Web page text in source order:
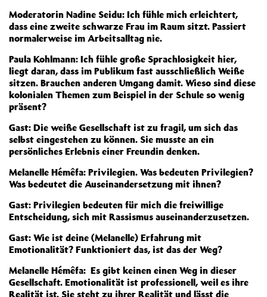
Moderatorin Nadine Seidu: Ich fühle mich erleichtert,
dass eine zweite schwarze Frau im Raum sitzt. Passiert
normalerweise im Arbeitsalltag nie.
Paula Kohlmann: Ich fühle große Sprachlosigkeit hier,
liegt daran, dass im Publikum fast ausschließlich Weiße
sitzen. Brauchen anderen Umgang damit. Wieso sind diese
kolonialen Themen zum Beispiel in der Schule so wenig
präsent?
Gast: Die weiße Gesellschaft ist zu fragil, um sich das
selbst eingestehen zu können. Sie musste an ein
persönliches Erlebnis einer Freundin denken.
Melanelle Hémêfa: Privilegien. Was bedeuten Privilegien?
Was bedeutet die Auseinandersetzung mit ihnen?
Gast: Privilegien bedeuten für mich die freiwillige
Entscheidung, sich mit Rassismus auseinanderzusetzen.
Gast: Wie ist deine (Melanelle) Erfahrung mit
Emotionalität? Funktioniert das, ist das der Weg?
Melanelle Hémêfa: Es gibt keinen einen Weg in dieser
Gesellschaft. Emotionalität ist professionell, weil es ihre
Realität ist. Sie steht zu ihrer Realität und lässt die